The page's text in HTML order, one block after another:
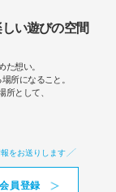
い遊びの空間
た想い。
所になること。
として、
をお送りします
員登録